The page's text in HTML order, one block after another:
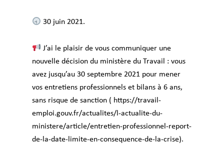
30 juin 2021.
J’ai le plaisir de vous communiquer une
nouvelle décision du ministère du Travail : vous
avez jusqu’au 30 septembre 2021 pour mener
vos entretiens professionnels et bilans à 6 ans,
sans risque de sanction ( https://travail-
emploi.gouv.fr/actualites/l-actualite-du-
ministere/article/entretien-professionnel-report-
de-la-date-limite-en-consequence-de-la-crise).